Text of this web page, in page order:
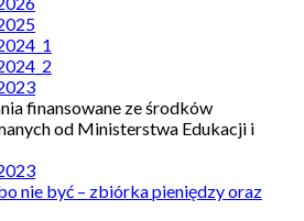
finansowane ze środków
od Ministerstwa Edukacji i
nie być – zbiórka pieniędzy oraz